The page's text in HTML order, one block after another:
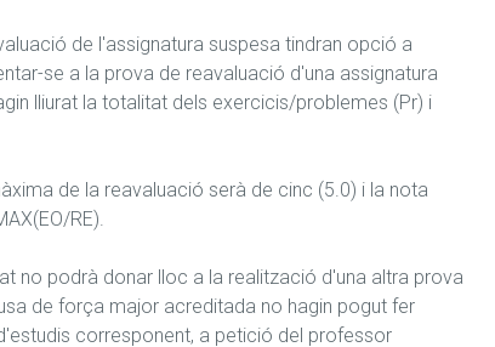
de l'assignatura suspesa tindran opció a
se a la prova de reavaluació d'una assignatura
lliurat la totalitat dels exercicis/problemes (Pr) i
de la reavaluació serà de cinc (5.0) i la nota
RE).
no podrà donar lloc a la realització d'una altra prova
de força major acreditada no hagin pogut fer
corresponent, a petició del professor